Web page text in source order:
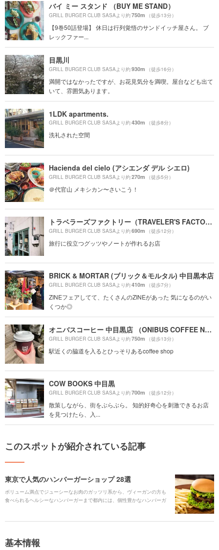
バイ ミー スタンド （BUY ME STAND）
GRILL BURGER CLUB SASAより約750m （徒歩13分）
【9巻50話登場】 休日は行列覚悟のサンドイッチ屋さん。 ブ
レックファー...
目黒川
GRILL BURGER CLUB SASAより約930m （徒歩16分）
満開ではなかったですが、お花見気分を満喫。屋台なども出て
いて、雰囲気あります。
1LDK apartments.
GRILL BURGER CLUB SASAより約430m （徒歩8分）
洗礼された空間
Hacienda del cielo (アシエンダ デル シエロ)
GRILL BURGER CLUB SASAより約270m （徒歩5分）
＠代官山 メキシカン〜さいこう！
トラベラーズファクトリー（TRAVELER'S FACTORY）
GRILL BURGER CLUB SASAより約690m （徒歩12分）
旅行に役立つグッツやノートが作れるお店
BRICK & MORTAR (ブリック＆モルタル) 中目黒本店
GRILL BURGER CLUB SASAより約410m （徒歩7分）
ZINEフェアしてて、たくさんのZINEがあった 気になるのがい
くつか◎
オニバスコーヒー 中目黒店 （ONIBUS COFFEE NAKAMEGURO）
GRILL BURGER CLUB SASAより約750m （徒歩13分）
駅近くの脇道を入るとひっそりあるcoffee shop
COW BOOKS 中目黒
GRILL BURGER CLUB SASAより約700m （徒歩12分）
散策しながら、街をぶらぶら。 知的好奇心を刺激できるお店
を見つけたら、入...
このスポットが紹介されている記事
東京で人気のハンバーガーショップ 28選
ボリューム満点でジューシーなお肉のガッツリ系から、ヴィーガンの方も
食べられるヘルシーなハンバーガーまで都内には、個性豊かなハンバーガ
基本情報